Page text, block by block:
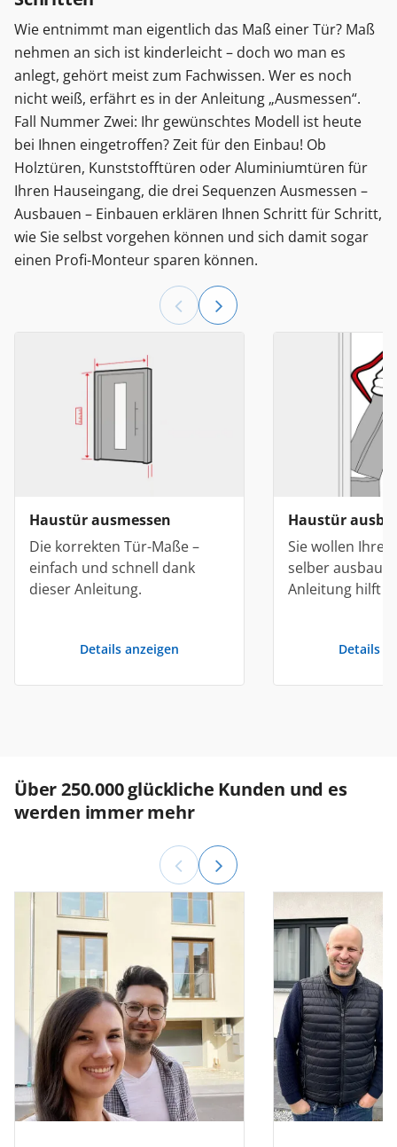
Wie entnimmt man eigentlich das Maß einer Tür? Maß
nehmen an sich ist kinderleicht – doch wo man es
anlegt, gehört meist zum Fachwissen. Wer es noch
nicht weiß, erfährt es in der Anleitung „Ausmessen“.
Fall Nummer Zwei: Ihr gewünschtes Modell ist heute
bei Ihnen eingetroffen? Zeit für den Einbau! Ob
Holztüren, Kunststofftüren oder Aluminiumtüren für
Ihren Hauseingang, die drei Sequenzen Ausmessen –
Ausbauen – Einbauen erklären Ihnen Schritt für Schritt,
wie Sie selbst vorgehen können und sich damit sogar
einen Profi-Monteur sparen können.
Haustür ausmessen
Die korrekten Tür-Maße –
einfach und schnell dank
dieser Anleitung.
Details anzeigen
Haustür
Sie wollen Ihre
selber
Anleitung hilft
Details
Über 250.000 glückliche Kunden und es
werden immer mehr